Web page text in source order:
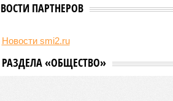
ПАРТНЕРОВ
Новости smi2.ru
«ОБЩЕСТВО»